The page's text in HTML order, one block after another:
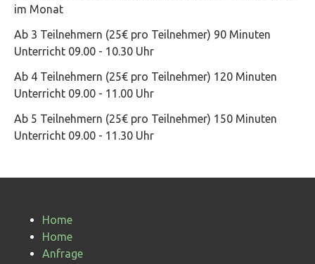
im Monat
Ab 3 Teilnehmern (25€ pro Teilnehmer) 90 Minuten
Unterricht 09.00 - 10.30 Uhr
Ab 4 Teilnehmern (25€ pro Teilnehmer) 120 Minuten
Unterricht 09.00 - 11.00 Uhr
Ab 5 Teilnehmern (25€ pro Teilnehmer) 150 Minuten
Unterricht 09.00 - 11.30 Uhr
Home
Home
Anfrage